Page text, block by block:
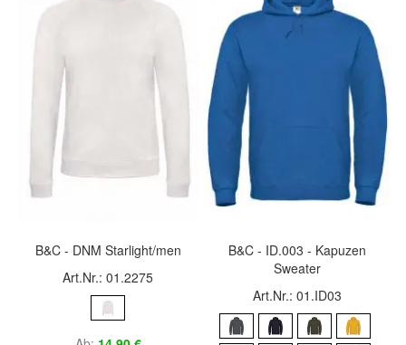
B&C - DNM Starlight/men
Art.Nr.: 01.2275
B&C - ID.003 - Kapuzen
Sweater
Art.Nr.: 01.ID03